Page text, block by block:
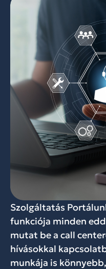
Szolgáltatás
funkciója minden
mutat be a call
hívásokkal
munkája is